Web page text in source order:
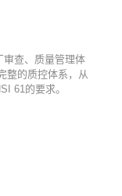
审查、质量管理体
整的质控体系，从
61的要求。